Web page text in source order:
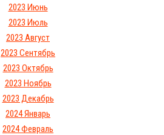
2023 Июнь
2023 Июль
2023 Август
2023 Сентябрь
2023 Октябрь
2023 Ноябрь
2023 Декабрь
2024 Январь
2024 Февраль